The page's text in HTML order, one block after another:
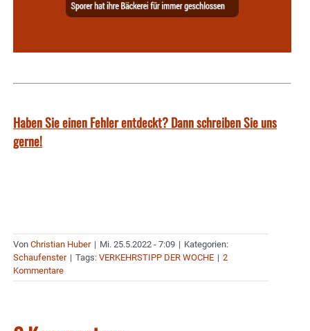
Haben Sie einen Fehler entdeckt? Dann schreiben Sie uns
gerne!
Von Christian Huber | Mi. 25.5.2022 - 7:09 | Kategorien:
Schaufenster | Tags: VERKEHRSTIPP DER WOCHE | 2
Kommentare